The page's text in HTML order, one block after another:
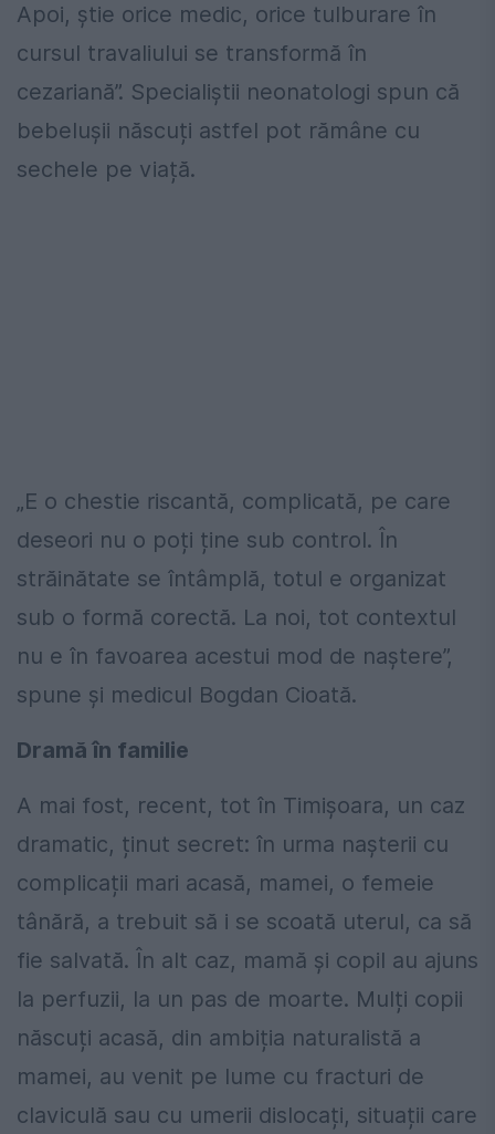
Apoi, știe orice medic, orice tulburare în
cursul travaliului se transformă în
cezariană”. Specialiștii neonatologi spun că
bebelușii născuți astfel pot rămâne cu
sechele pe viață.
„E o chestie riscantă, complicată, pe care
deseori nu o poți ține sub control. În
străinătate se întâmplă, totul e organizat
sub o formă corectă. La noi, tot contextul
nu e în favoarea acestui mod de naștere”,
spune și medicul Bogdan Cioată.
Dramă în familie
A mai fost, recent, tot în Timișoara, un caz
dramatic, ținut secret: în urma nașterii cu
complicații mari acasă, mamei, o femeie
tânără, a trebuit să i se scoată uterul, ca să
fie salvată. În alt caz, mamă și copil au ajuns
la perfuzii, la un pas de moarte. Mulți copii
născuți acasă, din ambiția naturalistă a
mamei, au venit pe lume cu fracturi de
claviculă sau cu umerii dislocați, situații care